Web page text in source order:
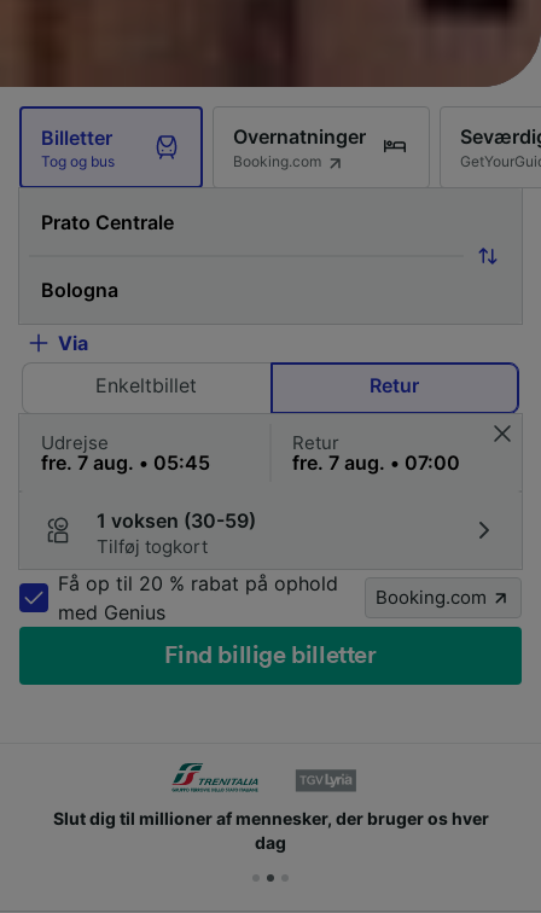
Billetter
Tog og bus
Overnatninger
Booking.com
Via
Enkeltbillet
Retur
Udrejse Retur
1 voksen (30-59)
Tilføj togkort
Få op til 20 % rabat på ophold
med Genius
Booking.com
Find billige billetter
Slut dig til millioner af mennesker, der bruger os hver
dag